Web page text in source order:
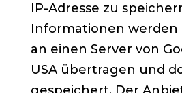
IP-Adresse zu
Informationen werden
an einen Server von
USA übertragen und